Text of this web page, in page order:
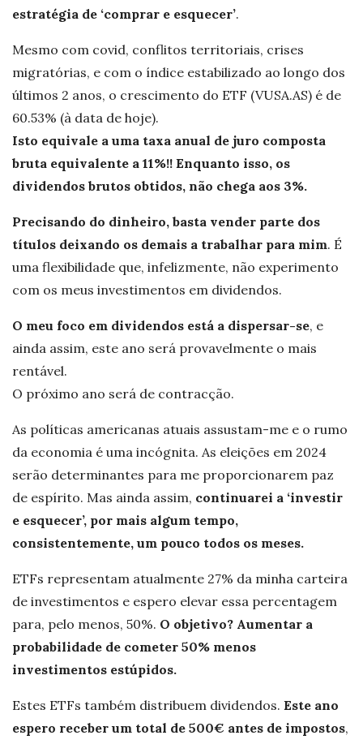
estratégia de ‘comprar e esquecer’.
Mesmo com covid, conflitos territoriais, crises
migratórias, e com o índice estabilizado ao longo dos
últimos 2 anos, o crescimento do ETF (VUSA.AS) é de
60.53% (à data de hoje).
Isto equivale a uma taxa anual de juro composta
bruta equivalente a 11%!! Enquanto isso, os
dividendos brutos obtidos, não chega aos 3%.
Precisando do dinheiro, basta vender parte dos
títulos deixando os demais a trabalhar para mim. É
uma flexibilidade que, infelizmente, não experimento
com os meus investimentos em dividendos.
O meu foco em dividendos está a dispersar-se, e
ainda assim, este ano será provavelmente o mais
rentável.
O próximo ano será de contracção.
As políticas americanas atuais assustam-me e o rumo
da economia é uma incógnita. As eleições em 2024
serão determinantes para me proporcionarem paz
de espírito. Mas ainda assim, continuarei a ‘investir
e esquecer’, por mais algum tempo,
consistentemente, um pouco todos os meses.
ETFs representam atualmente 27% da minha carteira
de investimentos e espero elevar essa percentagem
para, pelo menos, 50%. O objetivo? Aumentar a
probabilidade de cometer 50% menos
investimentos estúpidos.
Estes ETFs também distribuem dividendos. Este ano
espero receber um total de 500€ antes de impostos,